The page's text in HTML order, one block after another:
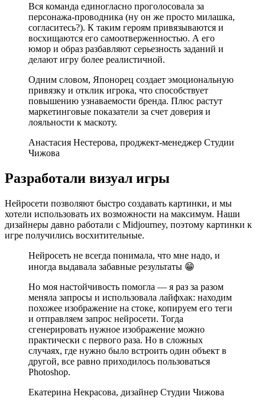
Вся команда единогласно проголосовала за
персонажа-проводника (ну он же просто милашка,
согласитесь?). К таким героям привязываются и
восхищаются его самоотверженностью. А его
юмор и образ разбавляют серьезность заданий и
делают игру более реалистичной.
Одним словом, Японорец создает эмоциональную
привязку и отклик игрока, что способствует
повышению узнаваемости бренда. Плюс растут
маркетинговые показатели за счет доверия и
лояльности к маскоту.
Анастасия Нестерова, проджект-менеджер Студии
Чижова
Разработали визуал игры
Нейросети позволяют быстро создавать картинки, и мы
хотели использовать их возможности на максимум. Наши
дизайнеры давно работали с Midjourney, поэтому картинки к
игре получились восхитительные.
Нейросеть не всегда понимала, что мне надо, и
иногда выдавала забавные результаты 😁
Но моя настойчивость помогла — я раз за разом
меняла запросы и использовала лайфхак: находим
похожее изображение на стоке, копируем его теги
и отправляем запрос нейросети. Тогда
сгенерировать нужное изображение можно
практически с первого раза. Но в сложных
случаях, где нужно было встроить один объект в
другой, все равно приходилось пользоваться
Photoshop.
Екатерина Некрасова, дизайнер Студии Чижова